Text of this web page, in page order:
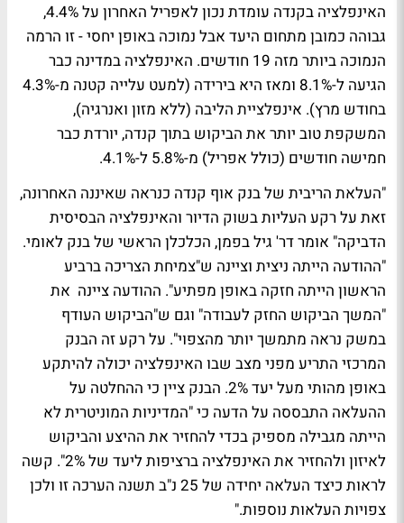
האינפלציה בקנדה עומדת נכון לאפריל האחרון על 4.4%,
גבוהה כמובן מתחום היעד אבל נמוכה באופן יחסי - זו הרמה
הנמוכה ביותר מזה 19 חודשים. האינפלציה במדינה כבר
הגיעה ל-8.1% ומאז היא בירידה (למעט עלייה קטנה מ-4.3%
בחודש מרץ). אינפלציית הליבה (ללא מזון ואנרגיה),
המשקפת טוב יותר את הביקוש בתוך קנדה, יורדת כבר
חמישה חודשים (כולל אפריל) מ-5.8% ל-4.1%.
"העלאת הריבית של בנק אוף קנדה כנראה שאיננה האחרונה,
זאת על רקע העליות בשוק הדיור והאינפלציה הבסיסית
הדביקה" אומר דר' גיל בפמן, הכלכלן הראשי של בנק לאומי.
"ההודעה הייתה ניצית וציינה ש"צמיחת הצריכה ברביע
הראשון הייתה חזקה באופן מפתיע". ההודעה ציינה את
"המשך הביקוש החזק לעבודה" וגם ש"הביקוש העודף
במשק נראה מתמשך יותר מהצפוי". על רקע זה הבנק
המרכזי התריע מפני מצב שבו האינפלציה יכולה להיתקע
באופן מהותי מעל יעד 2%. הבנק ציין כי ההחלטה על
ההעלאה התבססה על הדעה כי "המדיניות המוניטרית לא
הייתה מגבילה מספיק בכדי להחזיר את ההיצע והביקוש
לאיזון ולהחזיר את האינפלציה ברציפות ליעד של 2%". קשה
לראות כיצד העלאה יחידה של 25 נ"ב תשנה הערכה זו ולכן
צפויות העלאות נוספות."